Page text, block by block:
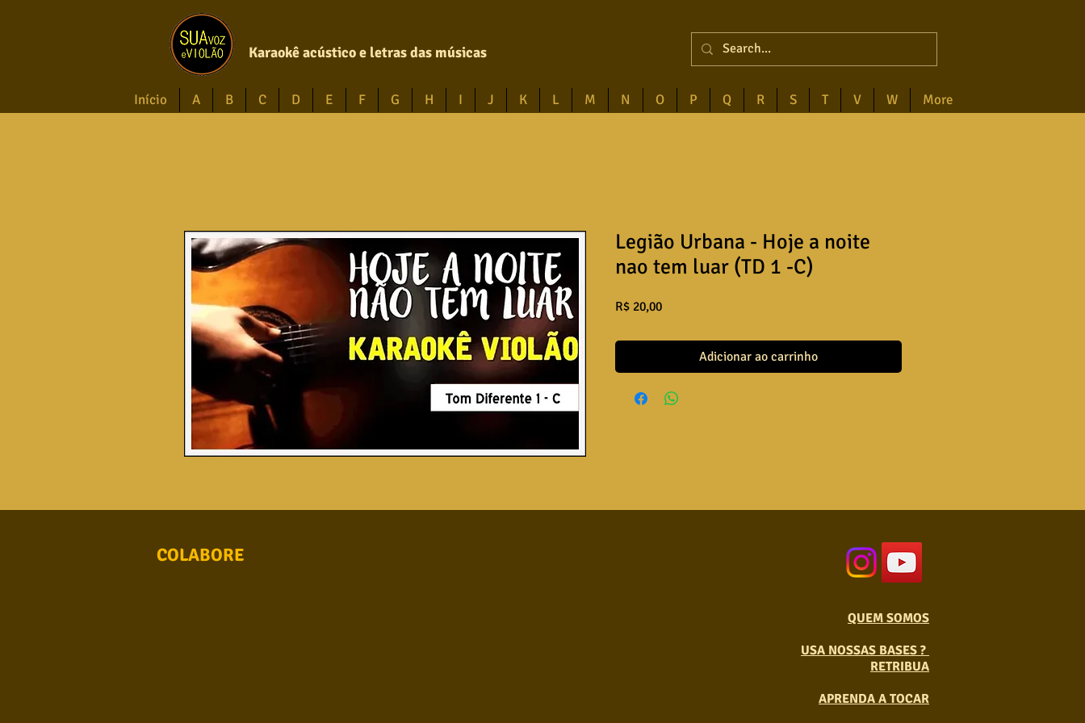
Karaokê acústico e letras das músicas
Início A B C D E F G H I J K L M N O P Q R S T V W More
Legião Urbana - Hoje a noite
nao tem luar (TD 1 -C)
R$ 20,00Preço
Adicionar ao carrinho
COLABORE
QUEM SOMOS
USA NOSSAS BASES ?
RETRIBUA
APRENDA A TOCAR